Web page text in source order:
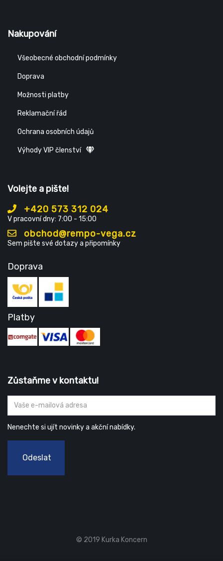
Nakupování
Všeobecné obchodní podmínky
Doprava
Možnosti platby
Reklamační řád
Ochrana osobních údajů
Výhody VIP členství
Volejte a pište!
+420 573 312 024
V pracovní dny: 7:00 - 15:00
obchod@rempo-vega.cz
Sem pište své dotazy a připomínky
Doprava
Platby
Zůstaňme v kontaktu!
Nenechte si ujít novinky a akční nabídky.
Odeslat
© 2019 Kurka Koncern